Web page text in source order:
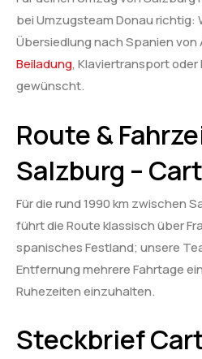
bei Umzugsteam Donau richtig:
Übersiedlung nach Spanien von
Beiladung, Klaviertransport oder
gewünscht.
Route &
Salzburg –
Für die rund 1990 km zwischen
führt die Route klassisch über
spanisches Festland; unsere
Entfernung mehrere Fahrtage
Ruhezeiten einzuhalten.
Steckbrief